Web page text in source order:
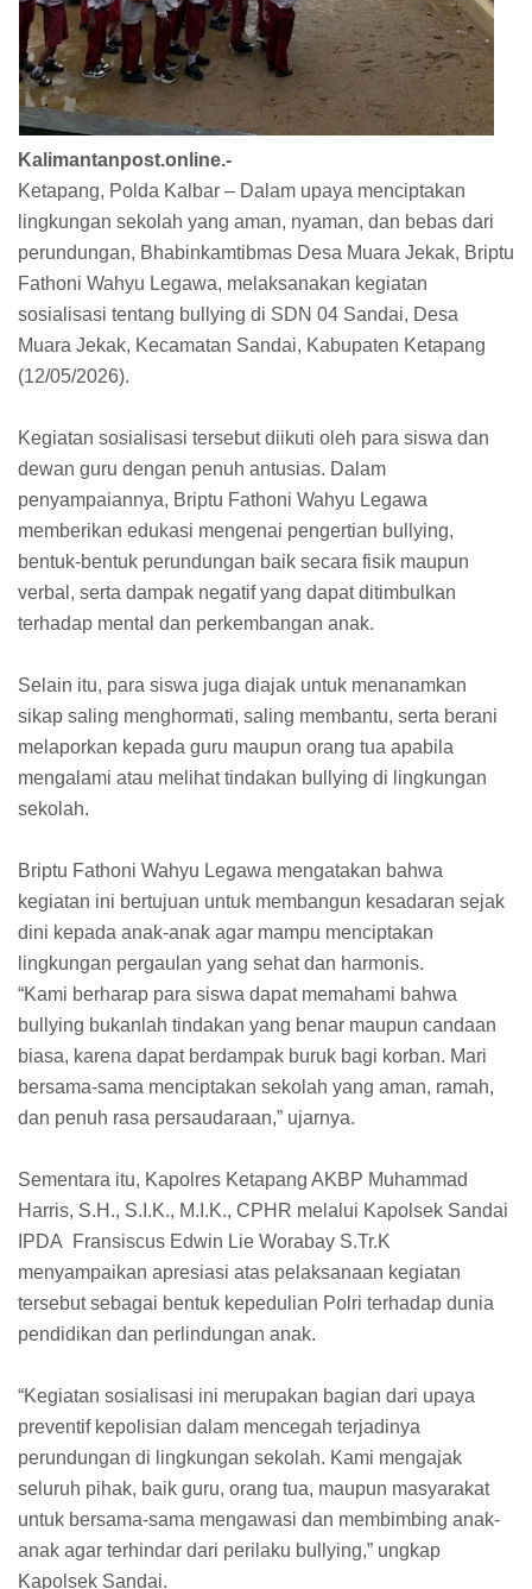
Kalimantanpost.online.-
Ketapang, Polda Kalbar – Dalam upaya menciptakan
lingkungan sekolah yang aman, nyaman, dan bebas dari
perundungan, Bhabinkamtibmas Desa Muara Jekak, Briptu
Fathoni Wahyu Legawa, melaksanakan kegiatan
sosialisasi tentang bullying di SDN 04 Sandai, Desa
Muara Jekak, Kecamatan Sandai, Kabupaten Ketapang
(12/05/2026).
Kegiatan sosialisasi tersebut diikuti oleh para siswa dan
dewan guru dengan penuh antusias. Dalam
penyampaiannya, Briptu Fathoni Wahyu Legawa
memberikan edukasi mengenai pengertian bullying,
bentuk-bentuk perundungan baik secara fisik maupun
verbal, serta dampak negatif yang dapat ditimbulkan
terhadap mental dan perkembangan anak.
Selain itu, para siswa juga diajak untuk menanamkan
sikap saling menghormati, saling membantu, serta berani
melaporkan kepada guru maupun orang tua apabila
mengalami atau melihat tindakan bullying di lingkungan
sekolah.
Briptu Fathoni Wahyu Legawa mengatakan bahwa
kegiatan ini bertujuan untuk membangun kesadaran sejak
dini kepada anak-anak agar mampu menciptakan
lingkungan pergaulan yang sehat dan harmonis.
“Kami berharap para siswa dapat memahami bahwa
bullying bukanlah tindakan yang benar maupun candaan
biasa, karena dapat berdampak buruk bagi korban. Mari
bersama-sama menciptakan sekolah yang aman, ramah,
dan penuh rasa persaudaraan,” ujarnya.
Sementara itu, Kapolres Ketapang AKBP Muhammad
Harris, S.H., S.I.K., M.I.K., CPHR melalui Kapolsek Sandai
IPDA Fransiscus Edwin Lie Worabay S.Tr.K
menyampaikan apresiasi atas pelaksanaan kegiatan
tersebut sebagai bentuk kepedulian Polri terhadap dunia
pendidikan dan perlindungan anak.
“Kegiatan sosialisasi ini merupakan bagian dari upaya
preventif kepolisian dalam mencegah terjadinya
perundungan di lingkungan sekolah. Kami mengajak
seluruh pihak, baik guru, orang tua, maupun masyarakat
untuk bersama-sama mengawasi dan membimbing anak-
anak agar terhindar dari perilaku bullying,” ungkap
Kapolsek Sandai.